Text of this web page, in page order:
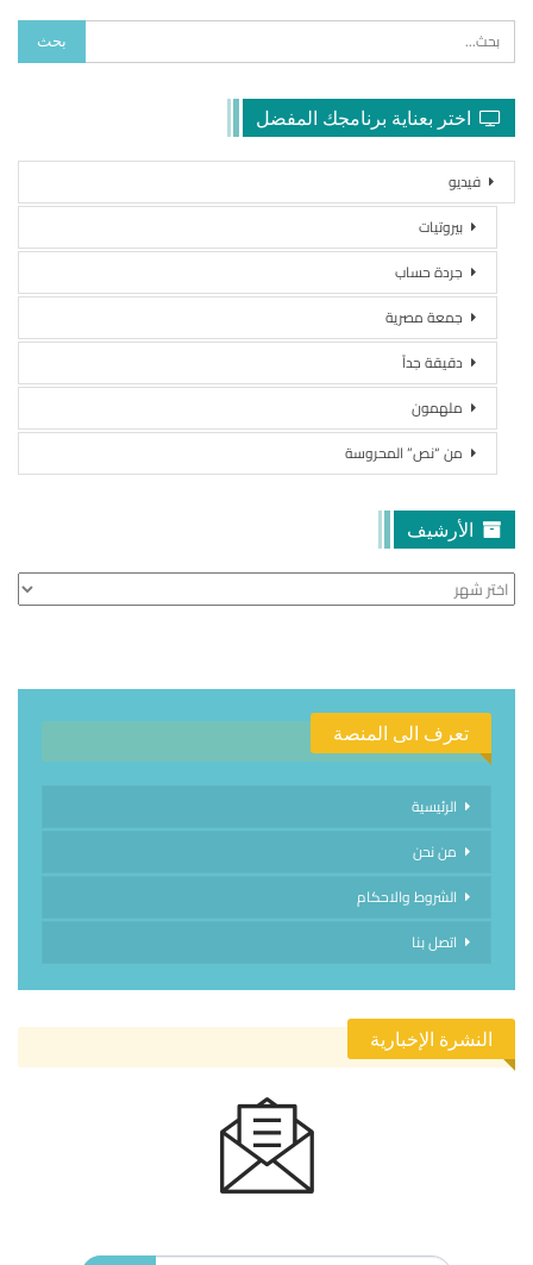
اختر بعناية برنامجك المفضل
فيديو
بيروتيات
جردة حساب
جمعة مصرية
دقيقة جداً
ملهمون
من “نص” المحروسة
الأرشيف
الأرشيف
تعرف الى المنصة
الرئيسية
من نحن
الشروط والاحكام
اتصل بنا
النشرة الإخبارية